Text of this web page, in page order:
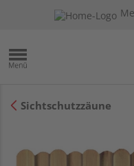
Sichtschutzzäune